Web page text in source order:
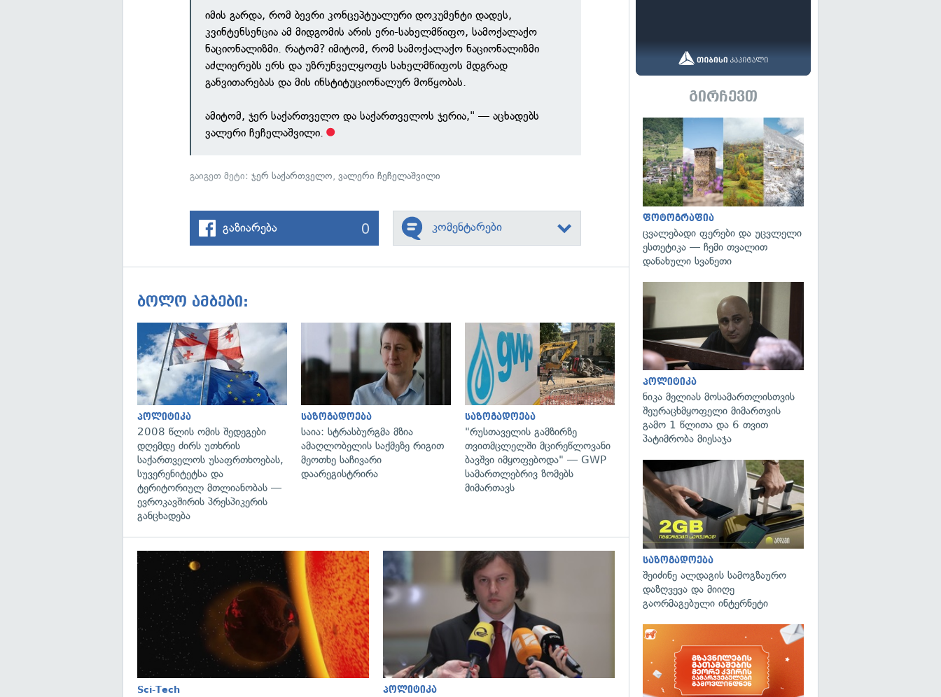
იმის გარდა, რომ ბევრი კონცეპტუალური დოკუმენტი დადეს,
კვინტენსენცია ამ მიდგომის არის ერი-სახელმწიფო, სამოქალაქო
ნაციონალიზმი. რატომ? იმიტომ, რომ სამოქალაქო ნაციონალიზმი
აძლიერებს ერს და უზრუნველყოფს სახელმწიფოს მდგრად
განვითარებას და მის ინსტიტუციონალურ მოწყობას.
ამიტომ, ჯერ საქართველო და საქართველოს ჯერია," — აცხადებს
ვალერი ჩეჩელაშვილი.
გაიგეთ მეტი:ჯერ საქართველო,ვალერი ჩეჩელაშვილი
გაზიარება 0 კომენტარები
ბოლო ამბები:
გადახედვა
პოლიტიკა
2008 წლის ომის შედეგები
დღემდე ძირს უთხრის
საქართველოს უსაფრთხოებას,
სუვერენიტეტსა და
ტერიტორიულ მთლიანობას —
ევროკავშირის პრესპიკერის
განცხადება
გადახედვა
საზოგადოება
საია: სტრასბურგმა მზია
ამაღლობელის საქმეზე რიგით
მეოთხე საჩივარი
დაარეგისტრირა
გადახედვა
საზოგადოება
"რუსთაველის გამზირზე
თვითმცლელში მცირეწლოვანი
ბავშვი იმყოფებოდა" — GWP
სამართლებრივ ზომებს
მიმართავს
Sci-Tech
გადახედვა
პოლიტიკა
გირჩევთ
ფოტოგრაფია
ცვალებადი ფერები და უცვლელი
ესთეტიკა — ჩემი თვალით
დანახული სვანეთი
პოლიტიკა
ნიკა მელიას მოსამართლისთვის
შეურაცხმყოფელი მიმართვის
გამო 1 წლითა და 6 თვით
პატიმრობა მიესაჯა
საზოგადოება
შეიძინე ალდაგის სამოგზაურო
დაზღვევა და მიიღე
გაორმაგებული ინტერნეტი